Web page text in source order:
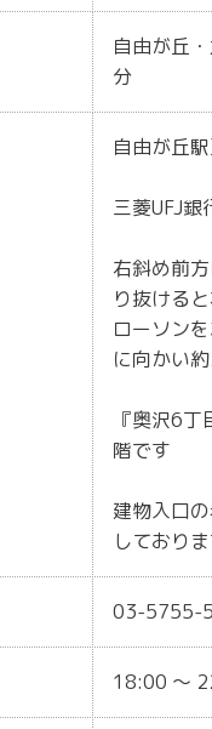
自由が丘
分
自由が丘
三菱UFJ
右斜め前
り抜ける
ローソン
に向かい
『奥沢6
階です
建物入口
しており
03-5755-
18:00 ～